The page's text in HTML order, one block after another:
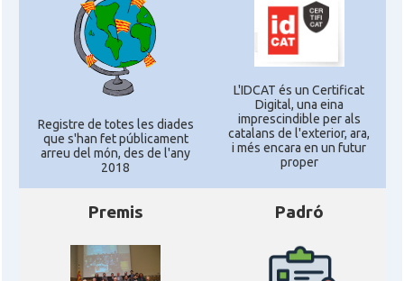
Registre de totes les diades
que s'han fet públicament
arreu del món, des de l'any
2018
L'IDCAT és un Certificat
Digital, una eina
imprescindible per als
catalans de l'exterior, ara,
i més encara en un futur
proper
Premis Padró